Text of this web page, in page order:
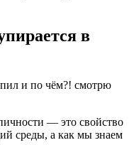
в
и по чём?! смотрю
— это свойство
среды, а как мы знаем